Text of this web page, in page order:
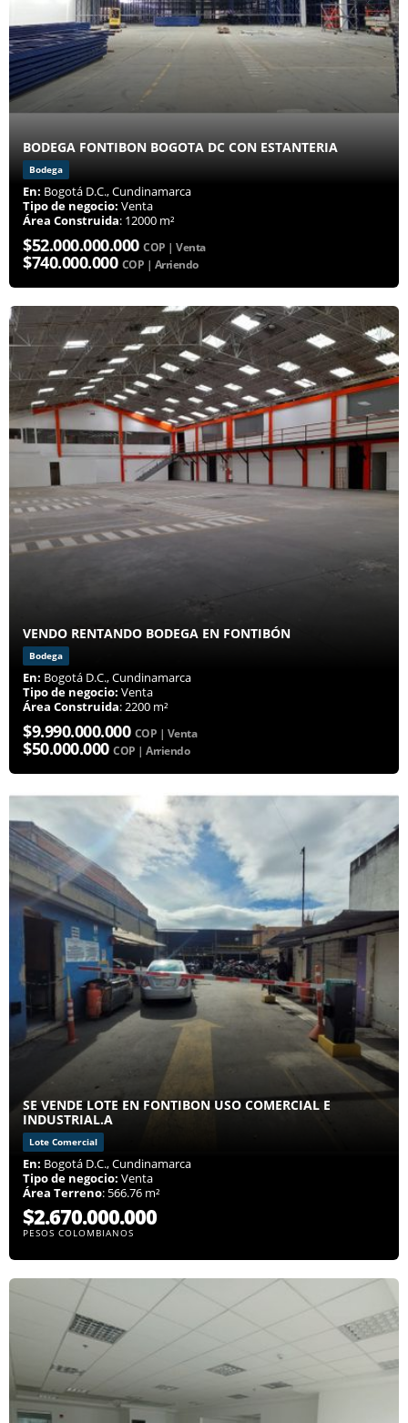
BODEGA FONTIBON BOGOTA DC CON ESTANTERIA
Bodega
En: Bogotá D.C., Cundinamarca
Tipo de negocio: Venta
Área Construida: 12000 m²
$52.000.000.000 COP | Venta
$740.000.000 COP | Arriendo
VENDO RENTANDO BODEGA EN FONTIBÓN
Bodega
En: Bogotá D.C., Cundinamarca
Tipo de negocio: Venta
Área Construida: 2200 m²
$9.990.000.000 COP | Venta
$50.000.000 COP | Arriendo
SE VENDE LOTE EN FONTIBON USO COMERCIAL E
INDUSTRIAL.A
Lote Comercial
En: Bogotá D.C., Cundinamarca
Tipo de negocio: Venta
Área Terreno: 566.76 m²
$2.670.000.000
PESOS COLOMBIANOS